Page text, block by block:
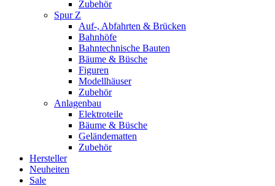
Zubehör
Spur Z
Auf-, Abfahrten & Brücken
Bahnhöfe
Bahntechnische Bauten
Bäume & Büsche
Figuren
Modellhäuser
Zubehör
Anlagenbau
Elektroteile
Bäume & Büsche
Geländematten
Zubehör
Hersteller
Neuheiten
Sale